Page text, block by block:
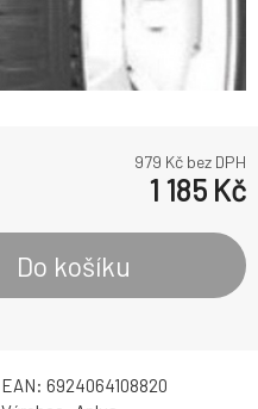
979 Kč bez DPH
1 185 Kč
Do košíku
EAN: 6924064108820